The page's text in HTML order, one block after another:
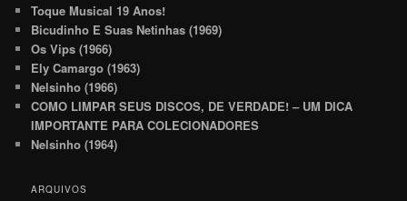
Toque Musical 19 Anos!
Bicudinho E Suas Netinhas (1969)
Os Vips (1966)
Ely Camargo (1963)
Nelsinho (1966)
COMO LIMPAR SEUS DISCOS, DE VERDADE! – UM DICA
IMPORTANTE PARA COLECIONADORES
Nelsinho (1964)
ARQUIVOS